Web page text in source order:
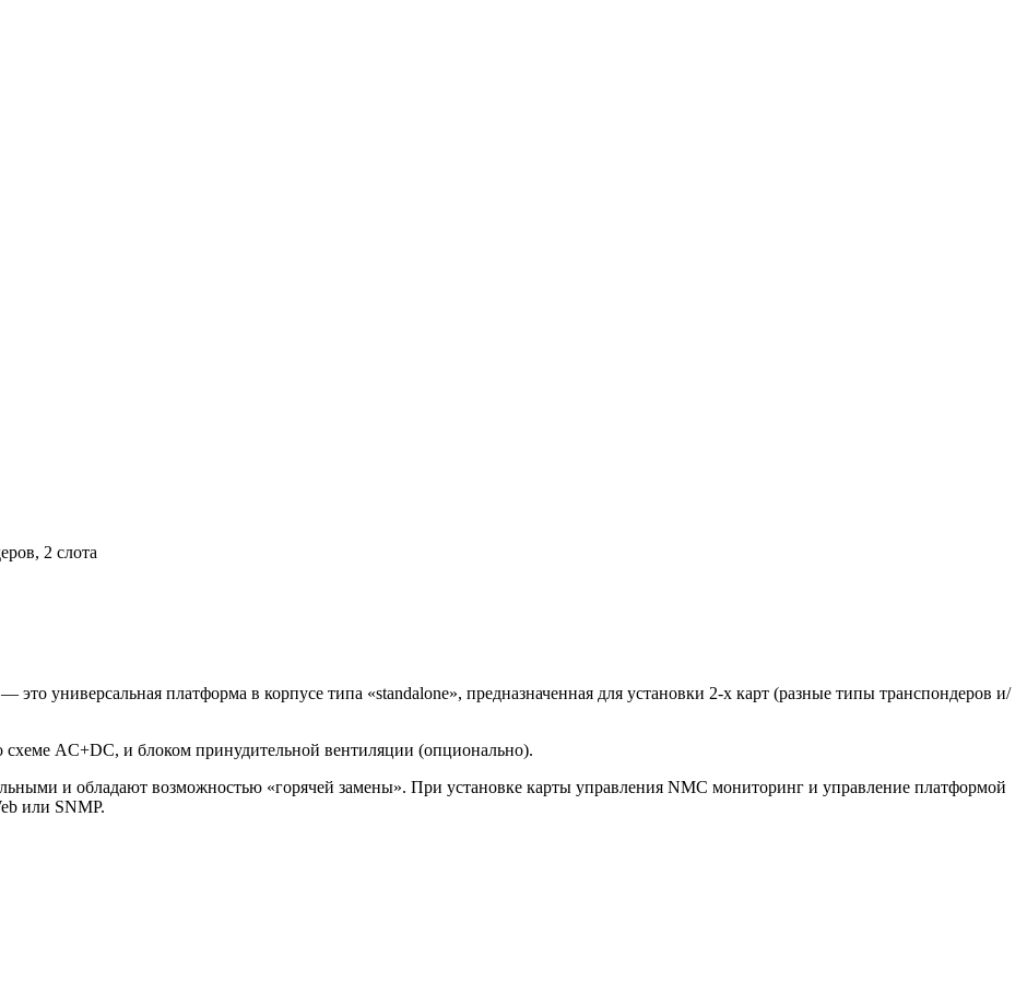
2 слота
универсальная платформа в корпусе типа «standalone», предназначенная для установки 2-х карт (разные типы транспондеров и/
AC+DC, и блоком принудительной вентиляции (опционально).
и обладают возможностью «горячей замены». При установке карты управления NMC мониторинг и управление платформой
или SNMP.